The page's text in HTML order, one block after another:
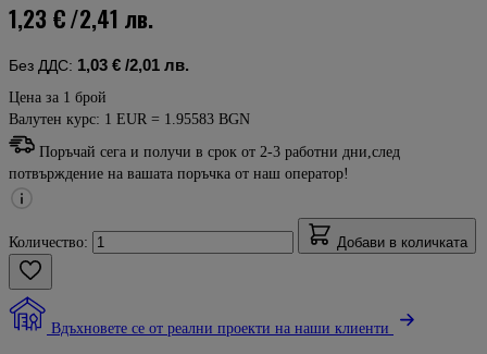
1,23 €/2,41 лв.
Без ДДС: 1,03 € /2,01 лв.
Цена за 1 брой
Валутен курс: 1 EUR = 1.95583 BGN
Поръчай сега и получи в срок от 2-3 работни дни,след
потвърждение на вашата поръчка от наш оператор!
Количество: Добави в количката
Вдъхновете се от реални проекти на наши клиенти